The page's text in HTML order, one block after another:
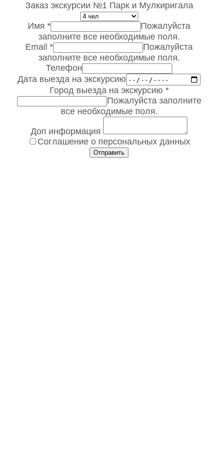
Заказ экскурсии №1 Парк и Мулкиригала
Имя *
Пожалуйста
заполните все необходимые поля.
Email *
Пожалуйста
заполните все необходимые поля.
Телефон
Дата выезда на экскурсию
Город выезда на экскурсию *
Пожалуйста заполните
все необходимые поля.
Доп информация
Соглашение о персональных данных
Отправить